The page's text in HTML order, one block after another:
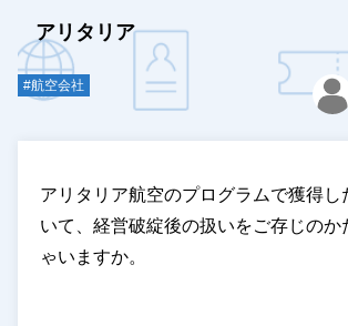
アリタリア
#航空会社
アリタリア航空のプログラムで獲得し
いて、経営破綻後の扱いをご存じのか
ゃいますか。